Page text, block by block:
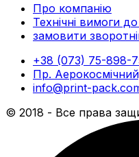
Про компанію
Технічні вимоги
замовити
+38 (073) 75-898-
Пр.
info@print-
© 2018 - Все права